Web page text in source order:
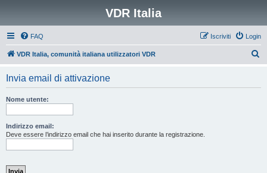
VDR Italia
FAQ Login
Iscriviti
VDR Italia, comunità italiana utilizzatori VDR
Invia email di attivazione
Nome utente:
Indirizzo email:
Deve essere l’indirizzo email che hai inserito durante la registrazione.